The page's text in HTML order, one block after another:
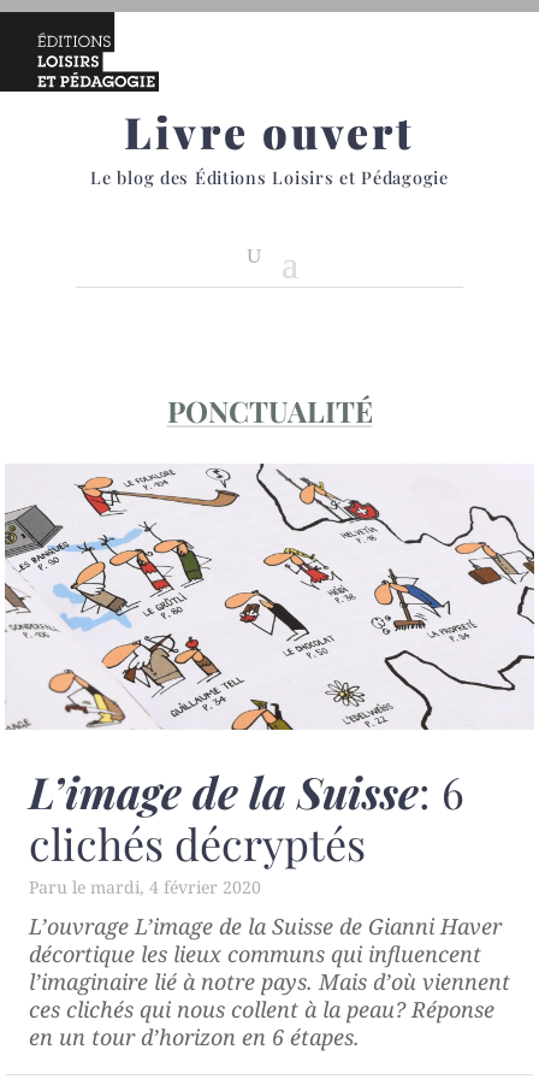
Livre ouvert
Le blog des Éditions Loisirs et Pédagogie
PONCTUALITÉ
L’image de la Suisse: 6
clichés décryptés
mardi, 4 février 2020
L’ouvrage L’image de la Suisse de Gianni Haver
décortique les lieux communs qui influencent
l’imaginaire lié à notre pays. Mais d’où viennent
ces clichés qui nous collent à la peau? Réponse
en un tour d’horizon en 6 étapes.